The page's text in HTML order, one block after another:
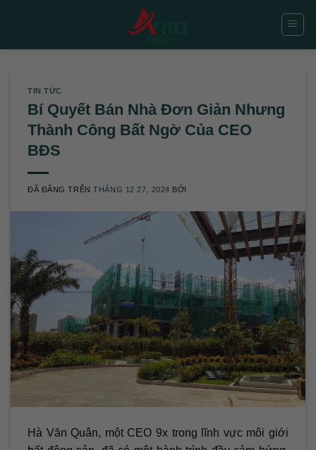
TIN TỨC
Bí Quyết Bán Nhà Đơn Giản Nhưng
Thành Công Bất Ngờ Của CEO
BĐS
ĐÃ ĐĂNG TRÊNTHÁNG 12 27, 2024 BỞI
Hà Văn Quân, một CEO 9x trong lĩnh vực môi giới